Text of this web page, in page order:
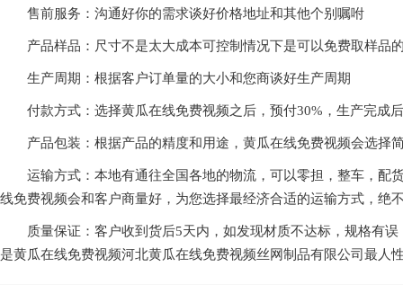
售前服务： 沟通好你的需求谈好价格地址和其他个别嘱咐
产品样品： 尺寸不是太大成本可控制情况下是可以免费取样品
生产周期：根据客户订单量的大小和您商谈好生产周期
付款方式：选择黄瓜在线免费视频之后，预付30%，生产完
产品包装：根据产品的精度和用途，黄瓜在线免费视频会选
运输方式：本地有通往全国各地的物流，可以零担，整车
线免费视频会和客户商量好，为您选择最经济合适的运输方式，
质量保证：客户收到货后5天内，如发现材质不达标，规格
是黄瓜在线免费视频河北黄瓜在线免费视频丝网制品有限公司最人性化